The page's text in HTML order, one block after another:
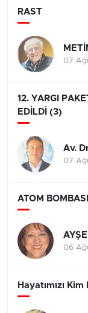
RAST
07
12. YARGI
EDİLDİ (3)
Av.
07
ATOM
06
Hayatımızı